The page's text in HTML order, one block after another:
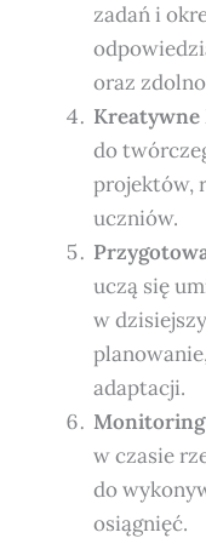
zadań i
oraz
Kreatywne
do
projektów,
uczniów.
uczą się
w
adaptacji.
Monitoring
w czasie
do
osiągnięć.